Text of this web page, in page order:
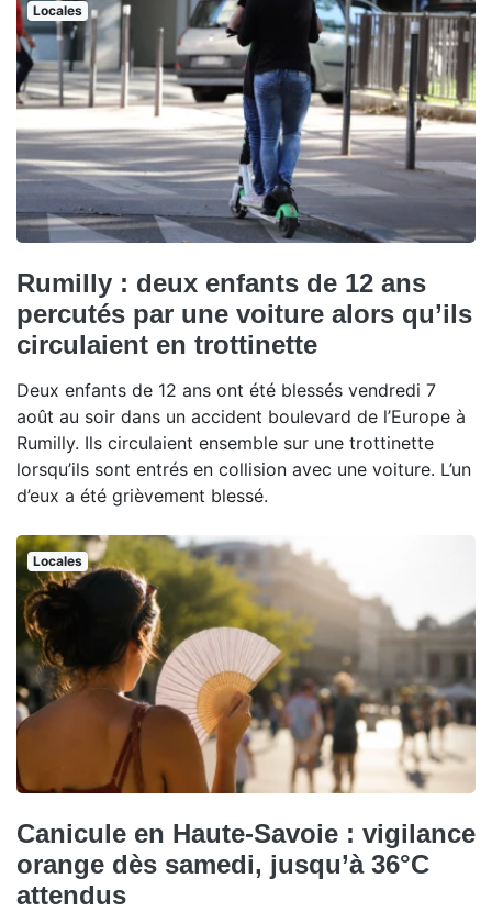
Locales
Rumilly : deux enfants de 12 ans
percutés par une voiture alors qu’ils
circulaient en trottinette
Deux enfants de 12 ans ont été blessés vendredi 7
août au soir dans un accident boulevard de l’Europe à
Rumilly. Ils circulaient ensemble sur une trottinette
lorsqu’ils sont entrés en collision avec une voiture. L’un
d’eux a été grièvement blessé.
Locales
Canicule en Haute-Savoie : vigilance
orange dès samedi, jusqu’à 36°C
attendus